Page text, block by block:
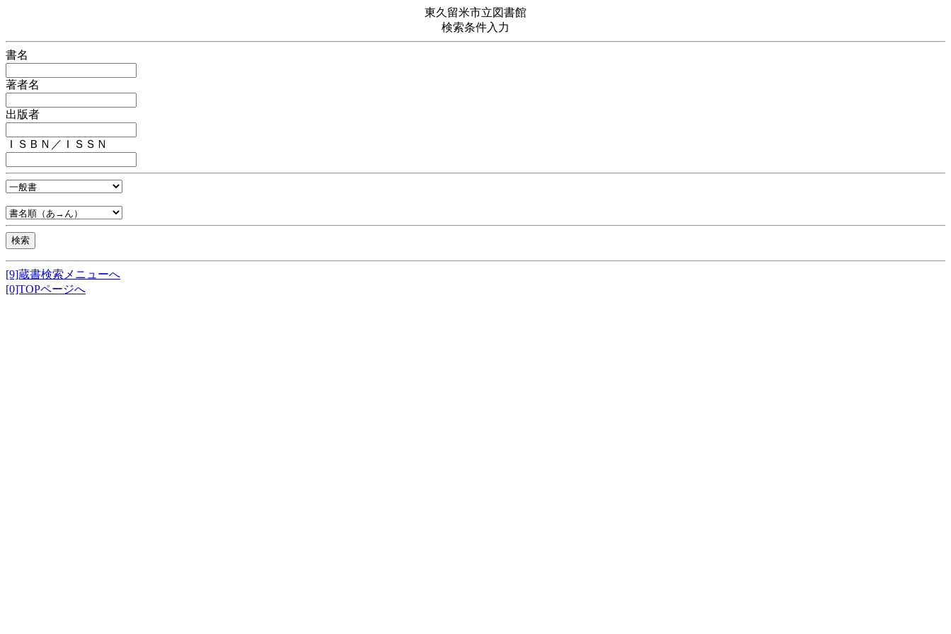
東久留米市立図書館
検索条件入力
書名
著者名
出版者
ＩＳＢＮ／ＩＳＳＮ
[9]蔵書検索メニューへ
[0]TOPページへ